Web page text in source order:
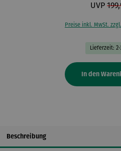
UVP
Preise inkl. MwSt.
Lieferzeit: 2-
In den
Beschreibung